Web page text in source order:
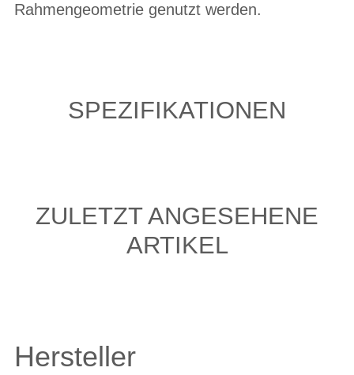
Rahmengeometrie genutzt werden.
SPEZIFIKATIONEN
ZULETZT ANGESEHENE
ARTIKEL
Hersteller